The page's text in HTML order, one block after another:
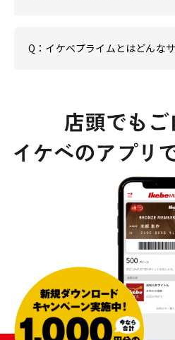
Q：イケベプライムとはどんな